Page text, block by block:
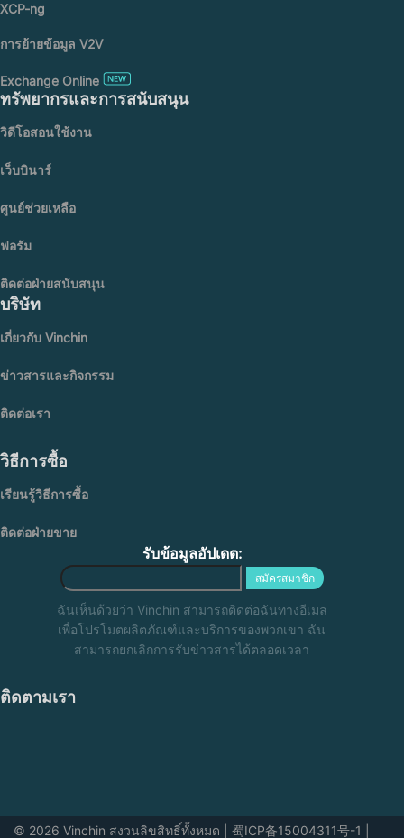
XCP-ng
การย้ายข้อมูล V2V
Exchange Online
ทรัพยากรและการสนับสนุน
วิดีโอสอนใช้งาน
เว็บบินาร์
ศูนย์ช่วยเหลือ
ฟอรัม
ติดต่อฝ่ายสนับสนุน
บริษัท
เกี่ยวกับ Vinchin
ข่าวสารและกิจกรรม
ติดต่อเรา
วิธีการซื้อ
เรียนรู้วิธีการซื้อ
ติดต่อฝ่ายขาย
รับข้อมูลอัปเดต:
สมัครสมาชิก
ฉันเห็นด้วยว่า Vinchin สามารถติดต่อฉันทางอีเมล
เพื่อโปรโมตผลิตภัณฑ์และบริการของพวกเขา ฉัน
สามารถยกเลิกการรับข่าวสารได้ตลอดเวลา
ติดตามเรา
© 2026 Vinchin สงวนลิขสิทธิ์ทั้งหมด |蜀ICP备15004311号-1